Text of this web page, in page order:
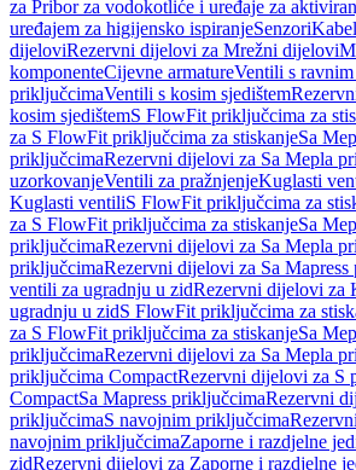
za Pribor za vodokotliće i uređaje za
uređajem za higijensko ispiranjeSenzori
dijeloviRezervni dijelovi za Mrežni dijelovi
komponenteCijevne armatureVentili s ravnim
priključcimaVentili s kosim sjedištem
kosim sjedištemS FlowFit priključcima za
za S FlowFit priključcima za stiskanjeSa
priključcimaRezervni dijelovi za Sa Mepla
uzorkovanjeVentili za pražnjenjeKuglasti
Kuglasti ventiliS FlowFit priključcima za
za S FlowFit priključcima za stiskanjeSa
priključcimaRezervni dijelovi za Sa Mepla
priključcimaRezervni dijelovi za Sa
ventili za ugradnju u zidRezervni dijelovi za
ugradnju u zidS FlowFit priključcima za
za S FlowFit priključcima za stiskanjeSa
priključcimaRezervni dijelovi za Sa Mepla
priključcima CompactRezervni dijelovi za S
CompactSa Mapress priključcimaRezervni
priključcimaS navojnim priključcima
navojnim priključcimaZaporne i razdjelne
zidRezervni dijelovi za Zaporne i razdjelne